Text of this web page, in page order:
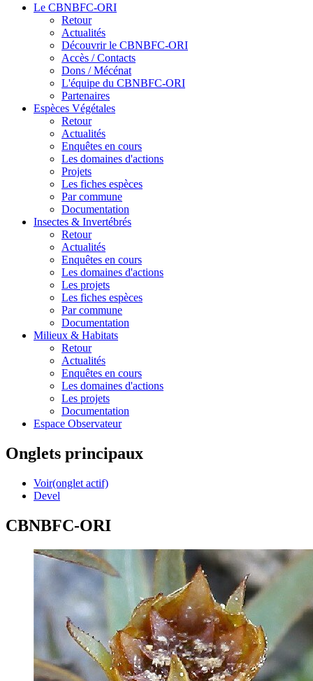
Le CBNBFC-ORI
Retour
Actualités
Découvrir le CBNBFC-ORI
Accès / Contacts
Dons / Mécénat
L'équipe du CBNBFC-ORI
Partenaires
Espèces Végétales
Retour
Actualités
Enquêtes en cours
Les domaines d'actions
Projets
Les fiches espèces
Par commune
Documentation
Insectes & Invertébrés
Retour
Actualités
Enquêtes en cours
Les domaines d'actions
Les projets
Les fiches espèces
Par commune
Documentation
Milieux & Habitats
Retour
Actualités
Enquêtes en cours
Les domaines d'actions
Les projets
Documentation
Espace Observateur
Onglets principaux
Voir(onglet actif)
Devel
CBNBFC-ORI